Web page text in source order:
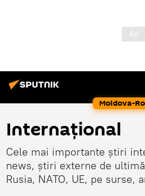
Moldova-
Internaţional
Cele mai importante știri
news, știri externe de ultimă
Rusia, NATO, UE, pe surse,